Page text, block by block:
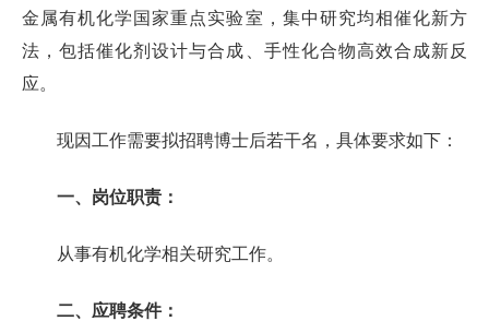
金属有机化学国家重点实验室 ，集中研究均相催化新方
法，包括催化剂设计与合成、手性化合物高效合成新反
应。
现因工作需要拟招聘博士后若干名，具体要求如下：
一、岗位职责：
从事有机化学相关研究工作。
二、应聘条件：